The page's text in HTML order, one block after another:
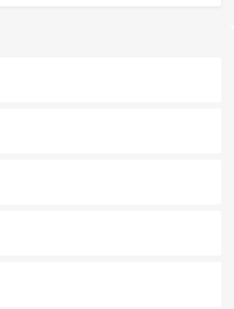
ーズは地元の風情を楽しめる外せないスポット